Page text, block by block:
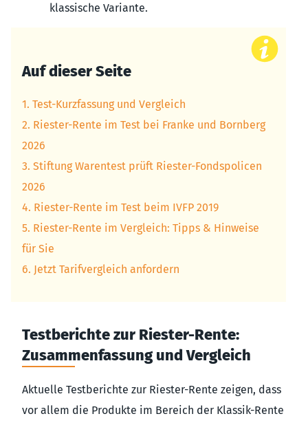
klassische Variante.
Auf dieser Seite
1. Test-Kurzfassung und Vergleich
2. Riester-Rente im Test bei Franke und Bornberg
2026
3. Stiftung Warentest prüft Riester-Fondspolicen
2026
4. Riester-Rente im Test beim IVFP 2019
5. Riester-Rente im Vergleich: Tipps & Hinweise
für Sie
6. Jetzt Tarifvergleich anfordern
Testberichte zur Riester-Rente:
Zusammenfassung und Vergleich
Aktuelle Testberichte zur Riester-Rente zeigen, dass
vor allem die Produkte im Bereich der Klassik-Rente